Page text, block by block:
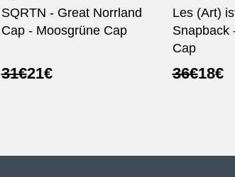
SQRTN - Great Norrland
Cap - Moosgrüne Cap
31€
Ursprünglicher
21€
Aktueller
Les (Art)
Snapback
Cap
36€18€